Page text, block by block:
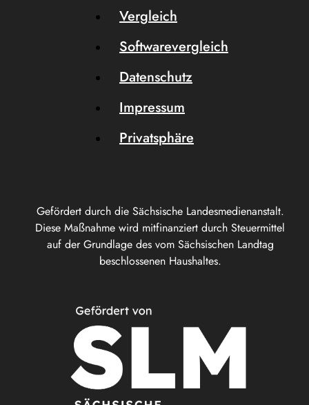
Gefördert durch die Sächsische Landesmedienanstalt.
Diese Maßnahme wird mitfinanziert durch Steuermittel
auf der Grundlage des vom Sächsischen Landtag
beschlossenen Haushaltes.
Vergleich
Softwarevergleich
Datenschutz
Impressum
Privatsphäre